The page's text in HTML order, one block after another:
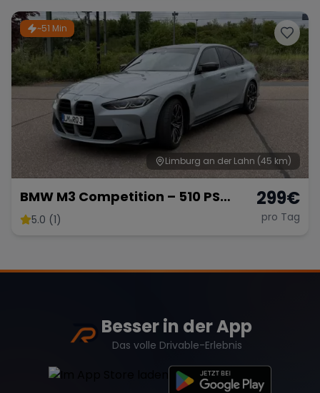
~51 Min
Limburg an der Lahn (45 km)
BMW M3 Competition – 510 PS
Sportlimousine
5.0 (1)
299€
pro Tag
Besser in der App
Das volle Drivable-Erlebnis